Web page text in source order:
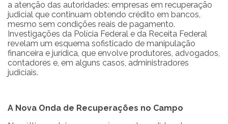
a atenção das autoridades: empresas em recuperação
judicial que continuam obtendo crédito em bancos,
mesmo sem condições reais de pagamento.
Investigações da Polícia Federal e da Receita Federal
revelam um esquema sofisticado de manipulação
financeira e jurídica, que envolve produtores, advogados,
contadores e, em alguns casos, administradores
judiciais.
A Nova Onda de Recuperações no Campo